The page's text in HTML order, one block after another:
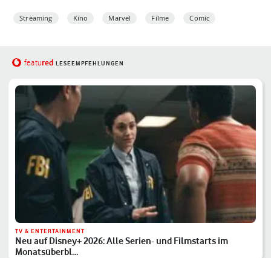
Streaming Kino Marvel Filme Comic
featured LESEEMPFEHLUNGEN
TV & ENTERTAINMENT
Neu auf Disney+ 2026: Alle Serien- und Filmstarts im
Monatsüberbl…